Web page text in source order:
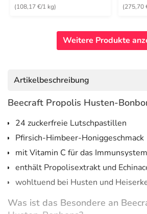
(108,17 €/1 kg) (275,70
Weitere Produkte
Artikelbeschreibung
Beecraft Propolis Husten-
24 zuckerfreie Lutschpastillen
Pfirsich-Himbeer-Honiggeschmack
mit Vitamin C für das
enthält Propolisextrakt und
wohltuend bei Husten und
Was ist das Besondere an